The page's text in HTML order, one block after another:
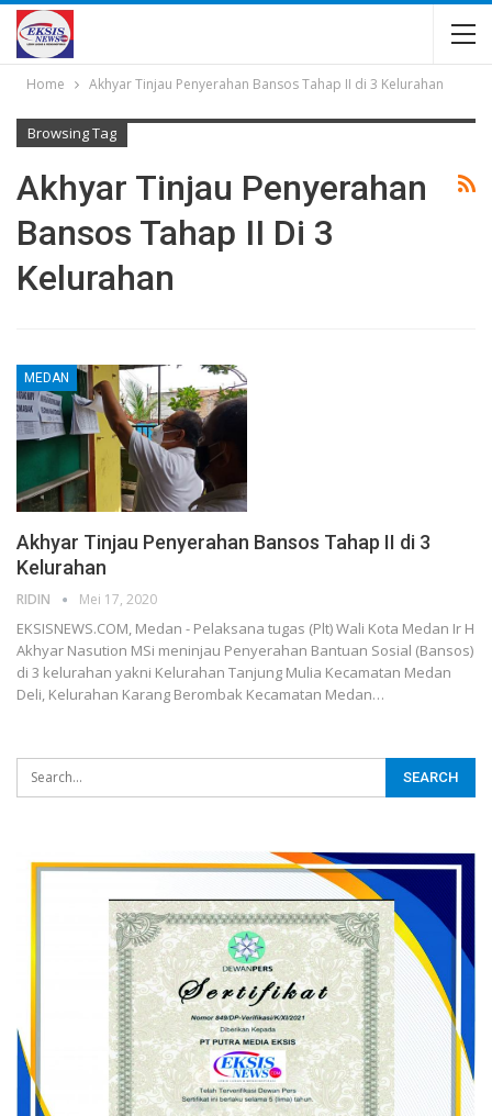
Home Akhyar Tinjau Penyerahan Bansos Tahap II di 3 Kelurahan
Browsing Tag
Akhyar Tinjau Penyerahan
Bansos Tahap II Di 3
Kelurahan
MEDAN
Akhyar Tinjau Penyerahan Bansos Tahap II di 3
Kelurahan
RIDIN Mei 17, 2020
EKSISNEWS.COM, Medan - Pelaksana tugas (Plt) Wali Kota Medan Ir H
Akhyar Nasution MSi meninjau Penyerahan Bantuan Sosial (Bansos)
di 3 kelurahan yakni Kelurahan Tanjung Mulia Kecamatan Medan
Deli, Kelurahan Karang Berombak Kecamatan Medan…